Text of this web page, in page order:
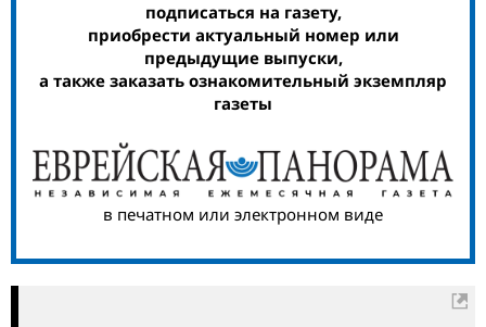
подписаться на газету,
приобрести актуальный номер или
предыдущие выпуски,
а также заказать ознакомительный экземпляр
газеты
в печатном или электронном виде